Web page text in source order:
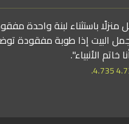
باستثناء لبنة واحدة
البيت إذا طوبة مفقودة
الأنبياء".